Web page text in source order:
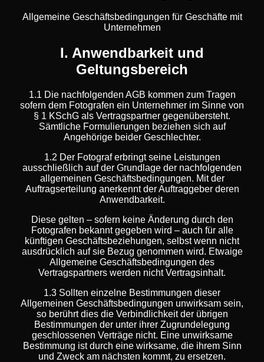
Allgemeine Geschäftsbedingungen für Geschäfte mit
Unternehmen
I. Anwendbarkeit und
Geltungsbereich
1.1 Die nachfolgenden AGB kommen zum Tragen
sofern dem Fotografen ein Unternehmer im Sinne von
§ 1 KSchG als Vertragspartner gegenübersteht.
Sämtliche Formulierungen beziehen sich auf
Angehörige beider Geschlechter.
1.2 Der Fotograf erbringt seine Leistungen
ausschließlich auf der Grundlage der nachfolgenden
allgemeinen Geschäftsbedingungen. Mit der
Auftragserteilung anerkennt der Auftraggeber deren
Anwendbarkeit.
Diese gelten – sofern keine Änderung durch den
Fotografen bekannt gegeben wird – auch für alle
künftigen Geschäftsbeziehungen, selbst wenn nicht
ausdrücklich auf sie Bezug genommen wird. Etwaige
Allgemeine Geschäftsbedingungen des
Vertragspartners werden nicht Vertragsinhalt.
1.3 Sollten einzelne Bestimmungen dieser
Allgemeinen Geschäftsbedingungen unwirksam sein,
so berührt dies die Verbindlichkeit der übrigen
Bestimmungen der unter ihrer Zugrundelegung
geschlossenen Verträge nicht. Eine unwirksame
Bestimmung ist durch eine wirksame, die ihrem Sinn
und Zweck am nächsten kommt, zu ersetzen.